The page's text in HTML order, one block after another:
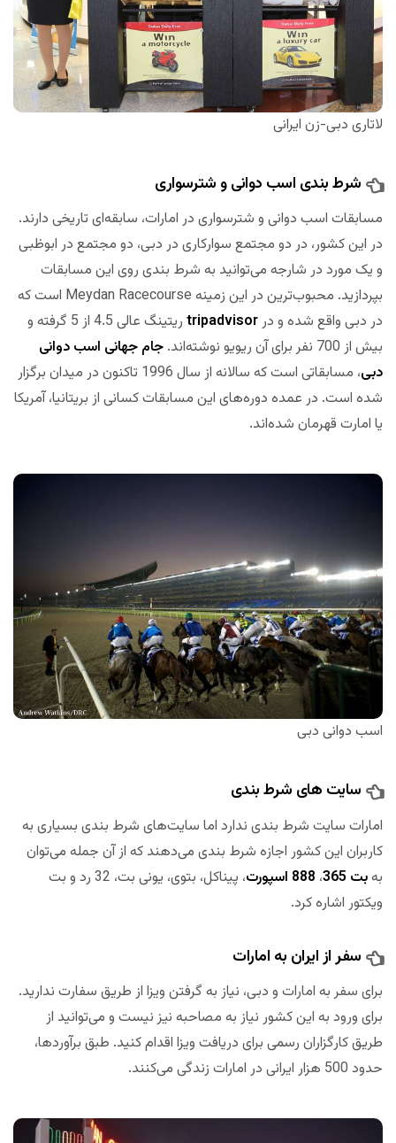
لاتاری دبی-زن ایرانی
شرط بندی اسب دوانی و شترسواری
مسابقات اسب دوانی و شترسواری در امارات، سابقه‌ای تاریخی دارند.
در این کشور، در دو مجتمع سوارکاری در دبی، دو مجتمع در ابوظبی
و یک مورد در شارجه می‌توانید به شرط بندی روی این مسابقات
بپردازید. محبوب‌ترین در این زمینه Meydan Racecourse است که
در دبی واقع شده و درtripadvisor
ریتینگ عالی 4.5 از 5 گرفته و
بیش از 700 نفر برای آن ریویو نوشته‌اند.
جام جهانی اسب دوانی
دبی
، مسابقاتی است که سالانه از سال 1996 تاکنون در میدان برگزار
شده است. در عمده دوره‌های این مسابقات کسانی از بریتانیا، آمریکا
یا امارت قهرمان شده‌اند.
اسب دوانی دبی
سایت های شرط بندی
امارات سایت شرط بندی ندارد اما سایت‌های شرط بندی بسیاری به
کاربران این کشور اجازه شرط بندی می‌دهند که از آن جمله می‌توان
بهبت 365 ، 888 اسپورت
، پیناکل، بتوی، یونی بت، 32 رد و بت
ویکتور اشاره کرد.
سفر از ایران به امارات
برای سفر به امارات و دبی، نیاز به گرفتن ویزا از طریق سفارت ندارید.
برای ورود به این کشور نیاز به مصاحبه نیز نیست و می‌توانید از
طریق کارگزاران رسمی برای دریافت ویزا اقدام کنید. طبق برآوردها،
حدود 500 هزار ایرانی در امارات زندگی می‌کنند.